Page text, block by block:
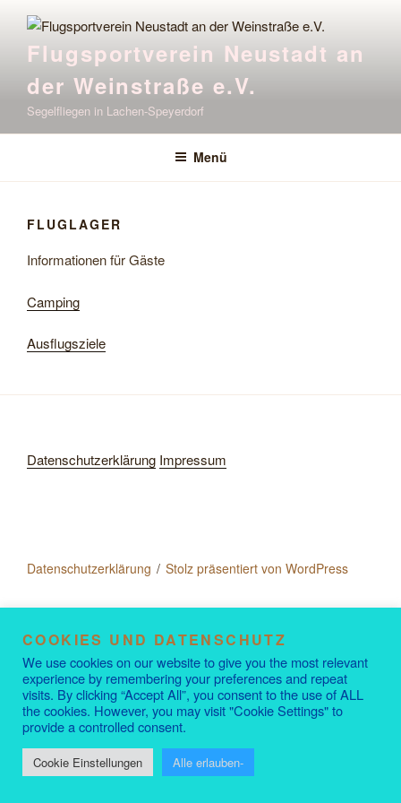
Inhalt
springenFlugsportverein Neustadt an
der Weinstraße e.V.
Segelfliegen in Lachen-Speyerdorf
Menü
FLUGLAGER
Informationen für Gäste
Camping
Ausflugsziele
Datenschutzerklärung Impressum
Datenschutzerklärung Stolz präsentiert von WordPress
COOKIES UND DATENSCHUTZ
We use cookies on our website to give you the most relevant
experience by remembering your preferences and repeat
visits. By clicking “Accept All”, you consent to the use of ALL
the cookies. However, you may visit "Cookie Settings" to
provide a controlled consent.
Cookie Einstellungen Alle erlauben-